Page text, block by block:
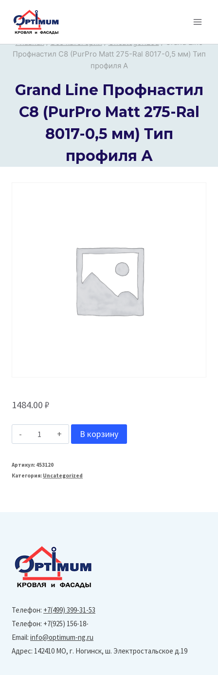
Перейти
Главная / Все категории / Uncategorized / Grand Line
Профнастил С8 (PurPro Matt 275-Ral 8017-0,5 мм) Тип
профиля А
Grand Line Профнастил
С8 (PurPro Matt 275-Ral
8017-0,5 мм) Тип
профиля А
1484.00 ₽
Количество
Grand
Line
275-
Ral
8017-
мм)
Тип
профиля
В корзину
Артикул: 453120
Категория: Uncategorized
Телефон: +7(499) 399-31-53
Телефон: +7(925) 156-18-
Email: info@optimum-ng.ru
Адрес: 142410 МО, г. Ногинск, ш. Электростальское д.19